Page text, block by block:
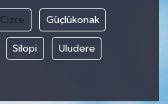
Cizre Güçlükonak
Silopi Uludere